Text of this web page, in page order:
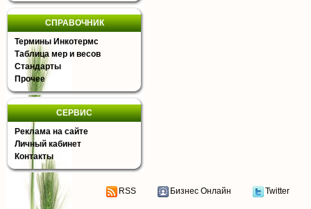
СПРАВОЧНИК
Термины Инкотермс
Таблица мер и весов
Стандарты
Прочее
СЕРВИС
Реклама на сайте
Личный кабинет
Контакты
RSS Бизнес Онлайн Twitter